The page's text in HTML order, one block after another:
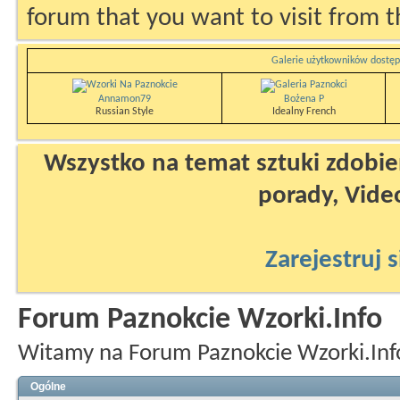
forum that you want to visit from
Galerie użytkowników
Annamon79
Russian Style
Bożena P
Idealny French
Wszystko na temat sztuki
porady,
Zarejestruj
Forum Paznokcie Wzorki.Info
Witamy na Forum Paznokcie
Ogólne